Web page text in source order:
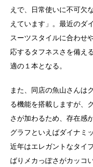
えで、日常使いに不可欠
えています」。最近のダ
スーツスタイルに合わせ
応するタフネスさを備え
適の１本となる。
また、同店の魚山さんは
る機能を搭載しますが、
さが加わるため、存在感
グラフといえばダイナミ
近年はエレガントなタイ
ばりメカっぽさがカッコい